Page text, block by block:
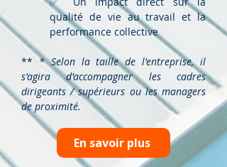
qualité de vie au travail et la
performance collective
*** Selon la taille de l'entreprise, il
s'agira d'accompagner les cadres
dirigeants / supérieurs ou les managers
de proximité.
En savoir plus